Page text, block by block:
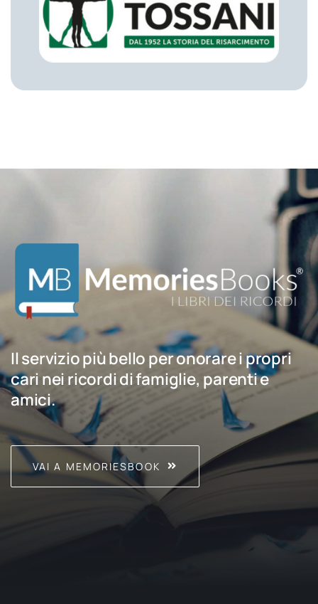
Il servizio più bello per onorare i propri
cari nei ricordi di famiglie, parenti e
amici.
VAI A MEMORIESBOOK